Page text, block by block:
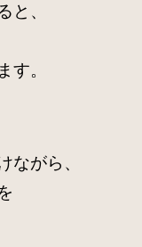
と、
す。
ながら、